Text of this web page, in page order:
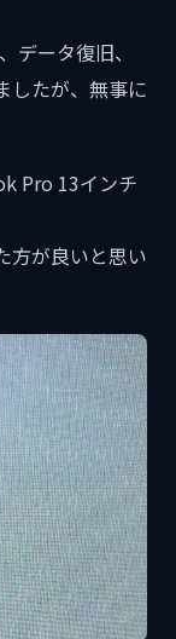
データ復旧、
したが、無事に
Pro 13インチ
方が良いと思い